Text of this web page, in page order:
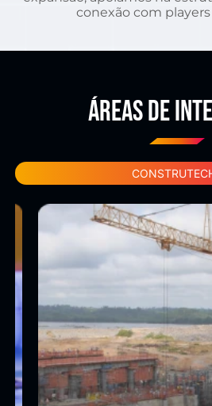
conexão com
ÁREAS DE